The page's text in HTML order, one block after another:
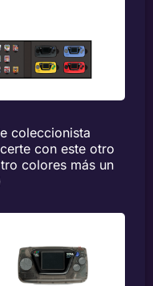
coleccionista
con este otro
colores más un